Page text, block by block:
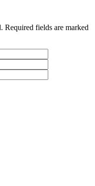
Required fields are marked